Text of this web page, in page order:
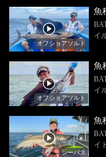
オフショアソルト
魚
イ
オフショアソルト
魚
イ
シーバス
魚
イ